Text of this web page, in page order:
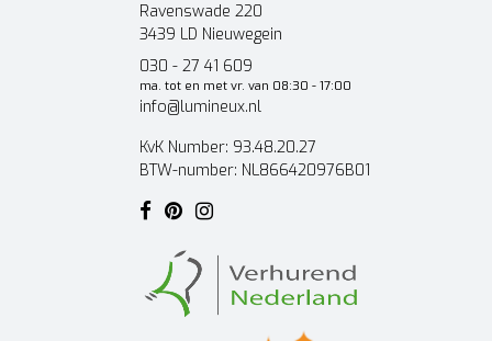
Ravenswade 220
3439 LD Nieuwegein
030 - 27 41 609
ma. tot en met vr. van 08:30 - 17:00
info@lumineux.nl
KvK Number: 93.48.20.27
BTW-number: NL866420976B01